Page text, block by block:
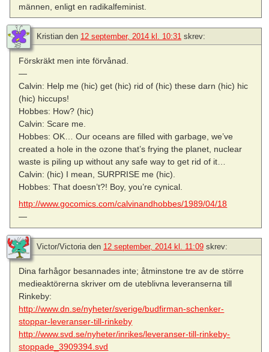
männen, enligt en radikalfeminist.
Kristian den 12 september, 2014 kl. 10:31 skrev:
Förskräkt men inte förvånad.
—
Calvin: Help me (hic) get (hic) rid of (hic) these darn (hic) hic
(hic) hiccups!
Hobbes: How? (hic)
Calvin: Scare me.
Hobbes: OK… Our oceans are filled with garbage, we’ve
created a hole in the ozone that’s frying the planet, nuclear
waste is piling up without any safe way to get rid of it…
Calvin: (hic) I mean, SURPRISE me (hic).
Hobbes: That doesn’t?! Boy, you’re cynical.
http://www.gocomics.com/calvinandhobbes/1989/04/18
—
Victor/Victoria den 12 september, 2014 kl. 11:09 skrev:
Dina farhågor besannades inte; åtminstone tre av de större
medieaktörerna skriver om de uteblivna leveranserna till
Rinkeby:
http://www.dn.se/nyheter/sverige/budfirman-schenker-
stoppar-leveranser-till-rinkeby
http://www.svd.se/nyheter/inrikes/leveranser-till-rinkeby-
stoppade_3909394.svd